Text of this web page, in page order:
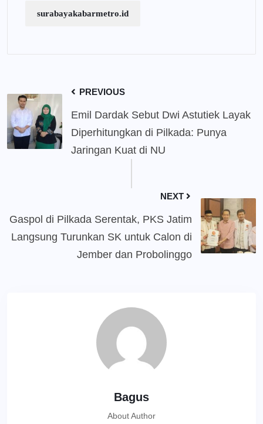
surabayakabarmetro.id
PREVIOUS
Emil Dardak Sebut Dwi Astutiek Layak
Diperhitungkan di Pilkada: Punya
Jaringan Kuat di NU
NEXT
Gaspol di Pilkada Serentak, PKS Jatim
Langsung Turunkan SK untuk Calon di
Jember dan Probolinggo
Bagus
About Author